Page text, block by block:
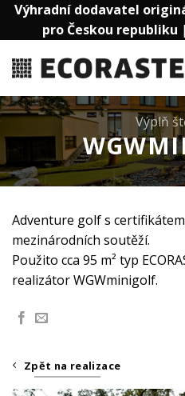
Přeskočit
Výhradní dodavatel
pro Českou republiku |
Výplň
Adventure golf s
mezinárodních soutěží.
Použito cca 95 m² typ
realizátor WGWminigolf.
Zpět na realizace